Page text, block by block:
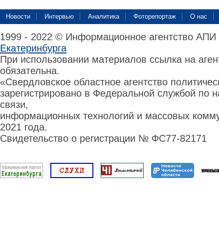
Новости Интервью Аналитика Фоторепортаж О нас
1999 - 2022 © Информационное агентство
Екатеринбурга
При использовании материалов ссылка на
обязательна.
«Свердловское областное агентство
зарегистрировано в Федеральной службой по
связи,
информационных технологий и массовых
2021 года.
Свидетельство о регистрации № ФС77-82171